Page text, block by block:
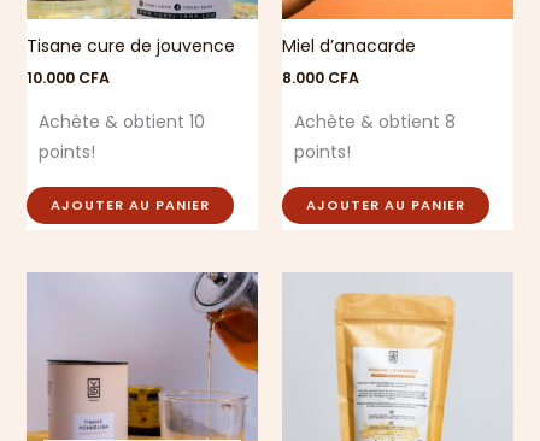
Tisane cure de jouvence
10.000 CFA
Achète & obtient 10
points!
AJOUTER AU PANIER
Miel d’anacarde
8.000 CFA
Achète & obtient 8
points!
AJOUTER AU PANIER